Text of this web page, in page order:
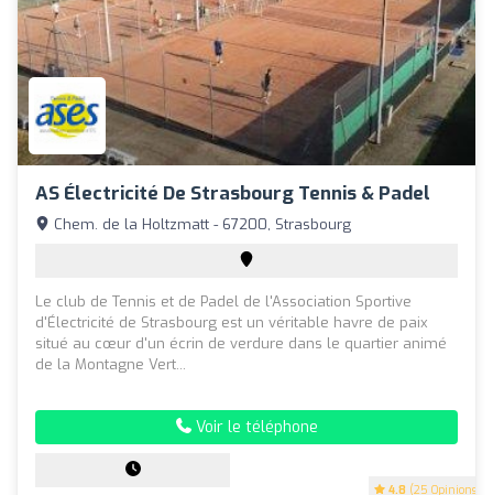
AS Électricité De Strasbourg Tennis & Padel
4.8 (25 Opinions)
Chem. de la Holtzmatt - 67200, Strasbourg
Le club de Tennis et de Padel de l'Association Sportive
d'Électricité de Strasbourg est un véritable havre de paix
situé au cœur d'un écrin de verdure dans le quartier animé
de la Montagne Vert...
Voir le téléphone